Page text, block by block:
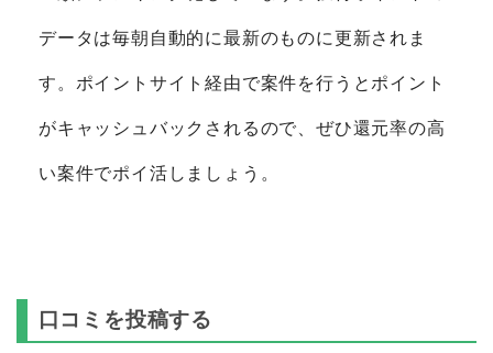
データは毎朝自動的に最新のものに更新されま
す。ポイントサイト経由で案件を行うとポイント
がキャッシュバックされるので、ぜひ還元率の高
い案件でポイ活しましょう。
口コミを投稿する